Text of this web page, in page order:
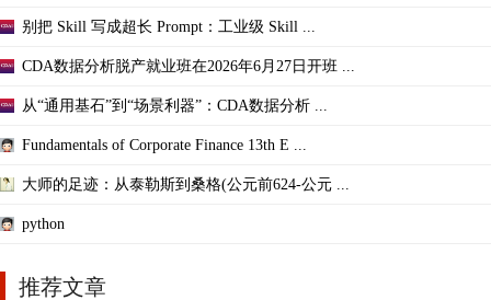
别把 Skill 写成超长 Prompt：工业级 Skill ...
CDA数据分析脱产就业班在2026年6月27日开班 ...
从“通用基石”到“场景利器”：CDA数据分析 ...
Fundamentals of Corporate Finance 13th E ...
大师的足迹：从泰勒斯到桑格(公元前624-公元 ...
python
推荐文章